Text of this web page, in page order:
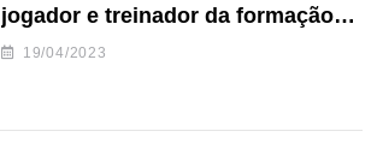
jogador e treinador da formação
de andebol do Feirense
19/04/2023